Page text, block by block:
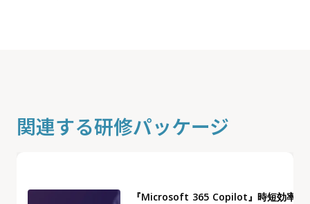
関連する研修パッケージ
『Microsoft 365 Copilot』時短効率化